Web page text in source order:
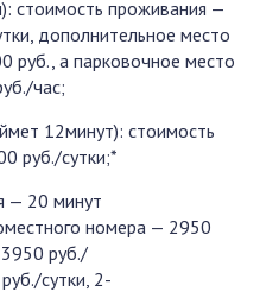
стоимость проживания —
дополнительное место
руб., а парковочное место
час;
12минут): стоимость
руб./сутки;*
— 20 минут
номера — 2950
руб./
сутки, 2-